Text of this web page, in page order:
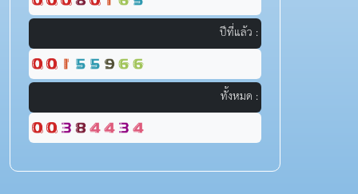
ปีที่แล้ว :
ทั้งหมด :